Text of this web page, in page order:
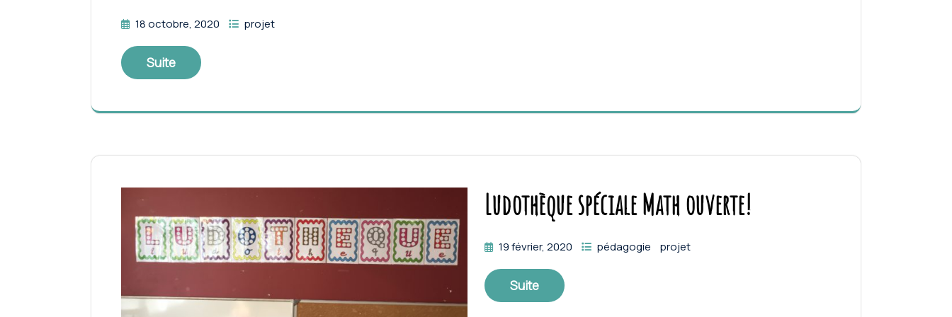
18 octobre, 2020 projet
Suite
Ludothèque spéciale Math ouverte!
19 février, 2020 pédagogie projet
Suite